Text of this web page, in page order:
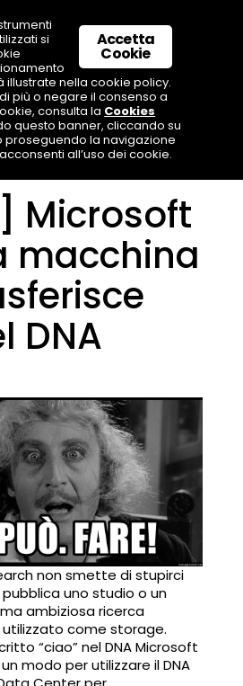
Microsoft
macchina
DNA
non smette di stupirci
uno studio o un
ambiziosa ricerca
utilizzato come storage.
“ciao” nel DNA Microsoft
modo per utilizzare il DNA
Accetta
Cookie
si
illustrate nella cookie policy.
più o negare il consenso a
consulta la Cookies
questo banner, cliccando su
proseguendo la navigazione
all’uso dei cookie.